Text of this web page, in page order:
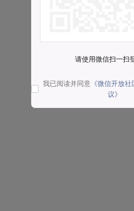
请使用微信扫一扫
我已阅读并同意 《微信开放
议》